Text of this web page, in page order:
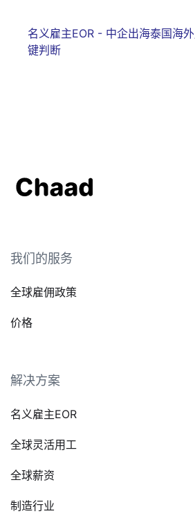
名义雇主EOR - 中企出海泰国海
键判断
我们的服务
全球雇佣政策
价格
解决方案
名义雇主EOR
全球灵活用工
全球薪资
制造行业